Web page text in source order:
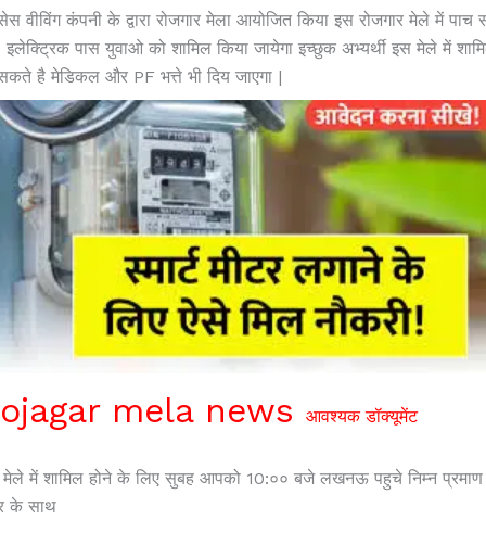
वीविंग कंपनी के द्वारा रोजगार मेला आयोजित किया इस रोजगार मेले में पाच
पास युवाओ को शामिल किया जायेगा इच्छुक अभ्यर्थी इस मेले में
है मेडिकल और PF भत्ते भी दिय जाएगा |
mela news आवश्यक डॉक्यूमेंट
में शामिल होने के लिए सुबह आपको 10:०० बजे लखनऊ पहुचे निम्न प्रमाण
के साथ